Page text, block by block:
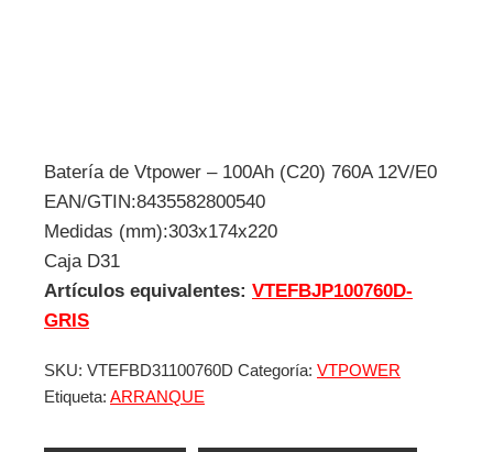
Batería de Vtpower – 100Ah (C20) 760A 12V/E0
EAN/GTIN:8435582800540
Medidas (mm):303x174x220
Caja D31
Artículos equivalentes: VTEFBJP100760D-
GRIS
SKU: VTEFBD31100760D Categoría: VTPOWER
Etiqueta: ARRANQUE